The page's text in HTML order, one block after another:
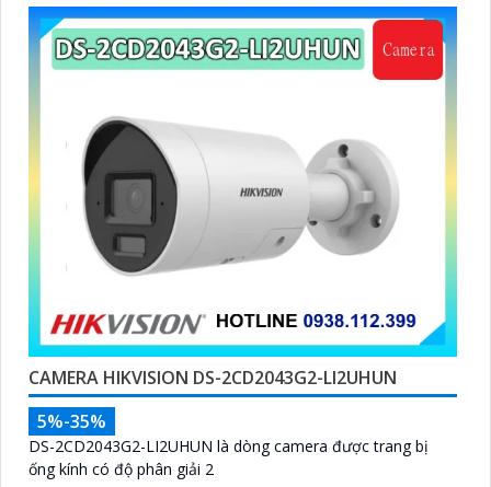
CAMERA HIKVISION DS-2CD2043G2-LI2UHUN
5%-35%
DS-2CD2043G2-LI2UHUN là dòng camera được trang bị
ống kính có độ phân giải 2